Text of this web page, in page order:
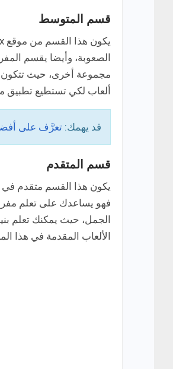
قسم المتوسط
الصعوبة، وأيضا يقسم
مجموعة أخرى، حيث تتكون
ألعاب لكي تستطيع تطبيق
قد يهمك: تعرَّف على أفضل 3 مواقع لتعليم وممارسة النطق للغة
قسم المتقدم
يكون هذا القسم متقدم في
فهو يساعدك على تعلم
الجمل، حيث يمكنك تعلم
الألعاب المقدمة في هذا